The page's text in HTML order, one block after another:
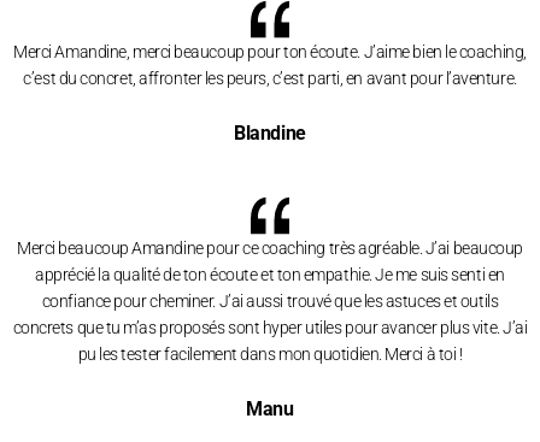
Merci Amandine, merci beaucoup pour ton écoute. J’aime bien le coaching,
c’est du concret, affronter les peurs, c’est parti, en avant pour l’aventure.
Blandine
Merci beaucoup Amandine pour ce coaching très agréable. J’ai beaucoup
apprécié la qualité de ton écoute et ton empathie. Je me suis senti en
confiance pour cheminer. J’ai aussi trouvé que les astuces et outils
concrets que tu m’as proposés sont hyper utiles pour avancer plus vite. J’ai
pu les tester facilement dans mon quotidien. Merci à toi !
Manu